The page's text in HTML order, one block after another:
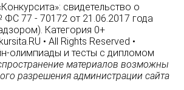
свидетельство о
77 - 70172 от 21.06.2017 года
Категория 0+
• All Rights Reserved •
олимпиады и тесты с дипломом
материалов возможны
разрешения администрации сайта